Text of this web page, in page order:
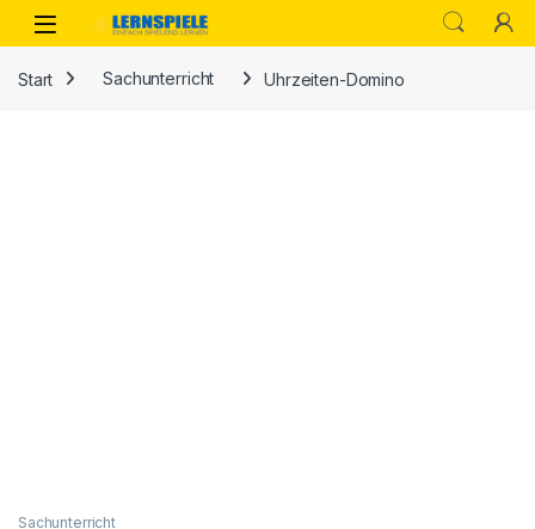
Skip to navigation
Skip to content
Start Sachunterricht Uhrzeiten-Domino
Sachunterricht